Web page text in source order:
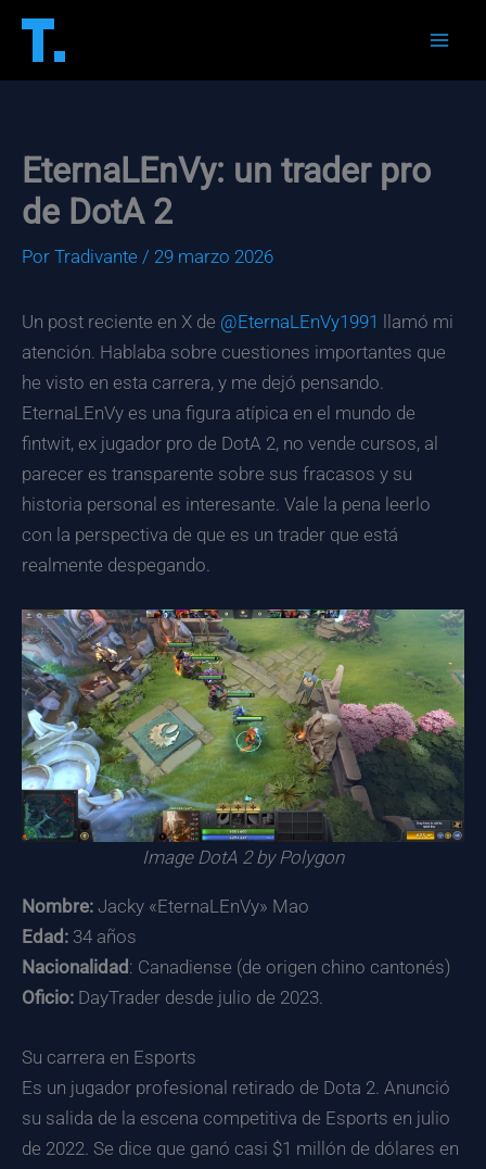
contenido
EternaLEnVy: un trader pro
de DotA 2
Por Tradivante / 29 marzo 2026
Un post reciente en X de @EternaLEnVy1991
llamó mi
atención. Hablaba sobre cuestiones importantes que
he visto en esta carrera, y me dejó pensando.
EternaLEnVy es una figura atípica en el mundo de
fintwit, ex jugador pro de DotA 2, no vende cursos, al
parecer es transparente sobre sus fracasos y su
historia personal es interesante. Vale la pena leerlo
con la perspectiva de que es un trader que está
realmente despegando.
Image DotA 2 by Polygon
Nombre: Jacky «EternaLEnVy» Mao
Edad: 34 años
Nacionalidad : Canadiense (de origen chino cantonés)
Oficio: DayTrader desde julio de 2023.
Su carrera en Esports
Es un jugador profesional retirado de Dota 2. Anunció
su salida de la escena competitiva de Esports en julio
de 2022. Se dice que ganó casi $1 millón de dólares en